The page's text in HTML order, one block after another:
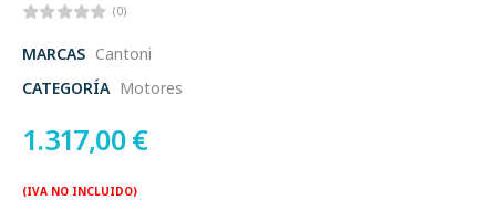
(0)
MARCAS Cantoni
CATEGORÍA Motores
1.317,00€
(IVA NO INCLUIDO)